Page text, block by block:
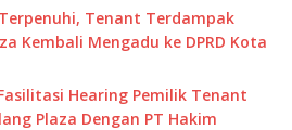
Tenant Terdampak
Kembali Mengadu ke DPRD Kota
Hearing Pemilik Tenant
Plaza Dengan PT Hakim